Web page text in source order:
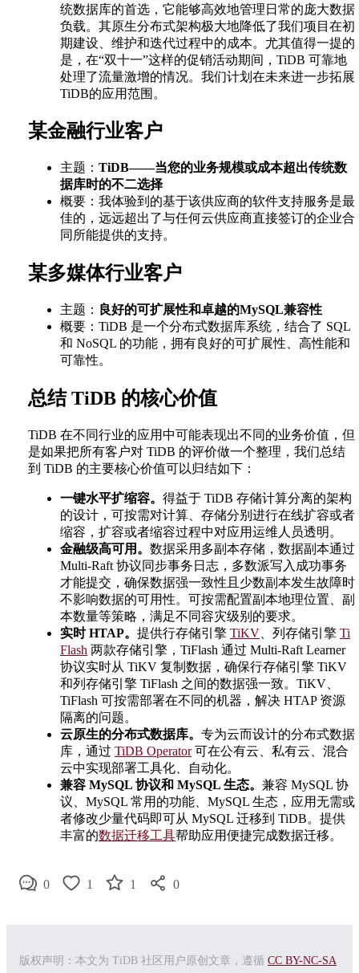
统数据库的首选，它能够高效地管理日常的庞大数据
负载。其原生分布式架构极大地降低了我们项目在初
期建设、维护和迭代过程中的成本。尤其值得一提的
是，在“双十一”这样的促销活动期间，TiDB 可靠地
处理了流量激增的情况。我们计划在未来进一步拓展
TiDB的应用范围。
某金融行业客户
主题： TiDB——当您的业务规模或成本超出传统数
据库时的不二选择
概要：我体验到的基于该供应商的软件支持服务是最
佳的，远远超出了与任何云供应商直接签订的企业合
同所能提供的支持。
某多媒体行业客户
主题：
良好的可扩展性和卓越的MySQL兼容性
概要：TiDB 是一个分布式数据库系统，结合了 SQL
和 NoSQL 的功能，拥有良好的可扩展性、高性能和
可靠性。
总结 TiDB 的核心价值
TiDB 在不同行业的应用中可能表现出不同的业务价值，但
是如果把所有客户对 TiDB 的评价做一个整理，我们总结
到 TiDB 的主要核心价值可以归结如下：
一键水平扩缩容。 得益于 TiDB 存储计算分离的架构
的设计，可按需对计算、存储分别进行在线扩容或者
缩容，扩容或者缩容过程中对应用运维人员透明。
金融级高可用。 数据采用多副本存储，数据副本通过
Multi-Raft 协议同步事务日志，多数派写入成功事务
才能提交，确保数据强一致性且少数副本发生故障时
不影响数据的可用性。可按需配置副本地理位置、副
本数量等策略，满足不同容灾级别的要求。
实时 HTAP。 提供行存储引擎 TiKV 、列存储引擎 Ti
Flash 两款存储引擎，TiFlash 通过 Multi-Raft Learner
协议实时从 TiKV 复制数据，确保行存储引擎 TiKV
和列存储引擎 TiFlash 之间的数据强一致。TiKV、
TiFlash 可按需部署在不同的机器，解决 HTAP 资源
隔离的问题。
云原生的分布式数据库。 专为云而设计的分布式数据
库，通过 TiDB Operator可在公有云、私有云、混合
云中实现部署工具化、自动化。
兼容 MySQL 协议和 MySQL 生态。 兼容 MySQL 协
议、MySQL 常用的功能、MySQL 生态，应用无需或
者修改少量代码即可从 MySQL 迁移到 TiDB。提供
丰富的数据迁移工具帮助应用便捷完成数据迁移。
0 1 1 0
版权声明：本文为 TiDB 社区用户原创文章，遵循 CC BY-NC-SA